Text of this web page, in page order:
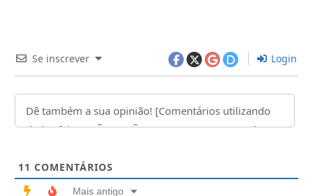
Se inscrever Login
11 COMENTÁRIOS
Mais antigo